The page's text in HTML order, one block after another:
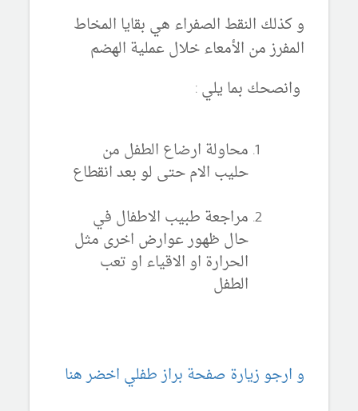
و كذلك النقط الصفراء هي بقايا المخاط
المفرز من الأمعاء خلال عملية الهضم
وانصحك بما يلي :
محاولة ارضاع الطفل من
حليب الام حتى لو بعد انقطاع
مراجعة طبيب الاطفال في
حال ظهور عوارض اخرى مثل
الحرارة او الاقياء او تعب
الطفل
و ارجو زيارة صفحة براز طفلي اخضر هنا